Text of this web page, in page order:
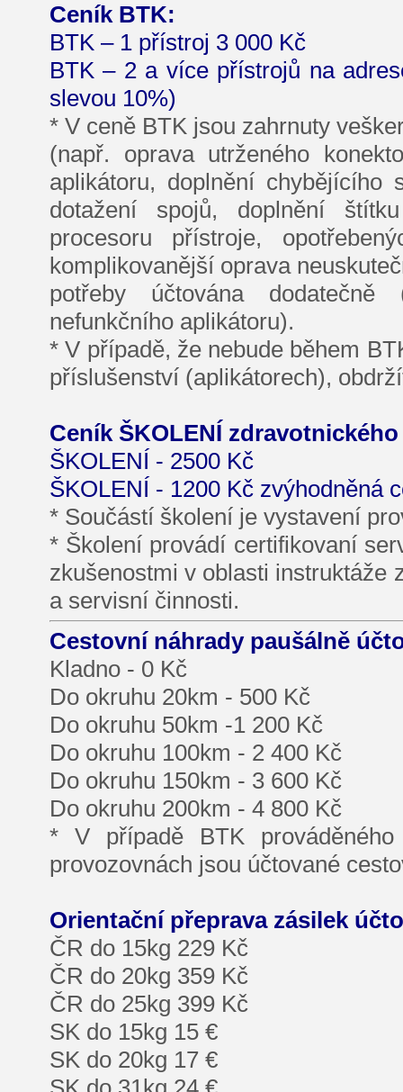
Ceník BTK:
BTK – 1 přístroj 3 000 Kč
BTK – 2 a více přístrojů na
slevou 10%)
* V ceně BTK jsou zahrnuty
(např. oprava utrženého
aplikátoru, doplnění chybějícího
dotažení spojů, doplnění
procesoru přístroje,
komplikovanější oprava
potřeby účtována dodatečně
nefunkčního aplikátoru).
* V případě, že nebude během
příslušenství (aplikátorech),
Ceník ŠKOLENÍ
ŠKOLENÍ - 2500 Kč
ŠKOLENÍ - 1200 Kč zvýhodněná
* Součástí školení je vystavení
* Školení provádí certifikovaní
zkušenostmi v oblasti instruktáže
a servisní činnosti.
Cestovní náhrady paušálně
Kladno - 0 Kč
Do okruhu 20km - 500 Kč
Do okruhu 50km -1 200 Kč
Do okruhu 100km - 2 400 Kč
Do okruhu 150km - 3 600 Kč
Do okruhu 200km - 4 800 Kč
* V případě BTK
provozovnách jsou účtované
Orientační přeprava zásilek
ČR do 15kg 229 Kč
ČR do 20kg 359 Kč
ČR do 25kg 399 Kč
SK do 15kg 15 €
SK do 20kg 17 €